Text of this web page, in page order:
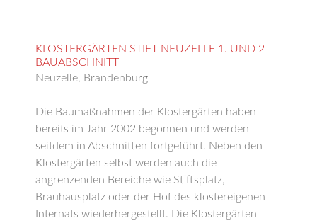
KLOSTERGÄRTEN STIFT NEUZELLE 1. UND 2
BAUABSCHNITT
Neuzelle, Brandenburg
Die Baumaßnahmen der Klostergärten haben
bereits im Jahr 2002 begonnen und werden
seitdem in Abschnitten fortgeführt. Neben den
Klostergärten selbst werden auch die
angrenzenden Bereiche wie Stiftsplatz,
Brauhausplatz oder der Hof des klostereigenen
Internats wiederhergestellt. Die Klostergärten